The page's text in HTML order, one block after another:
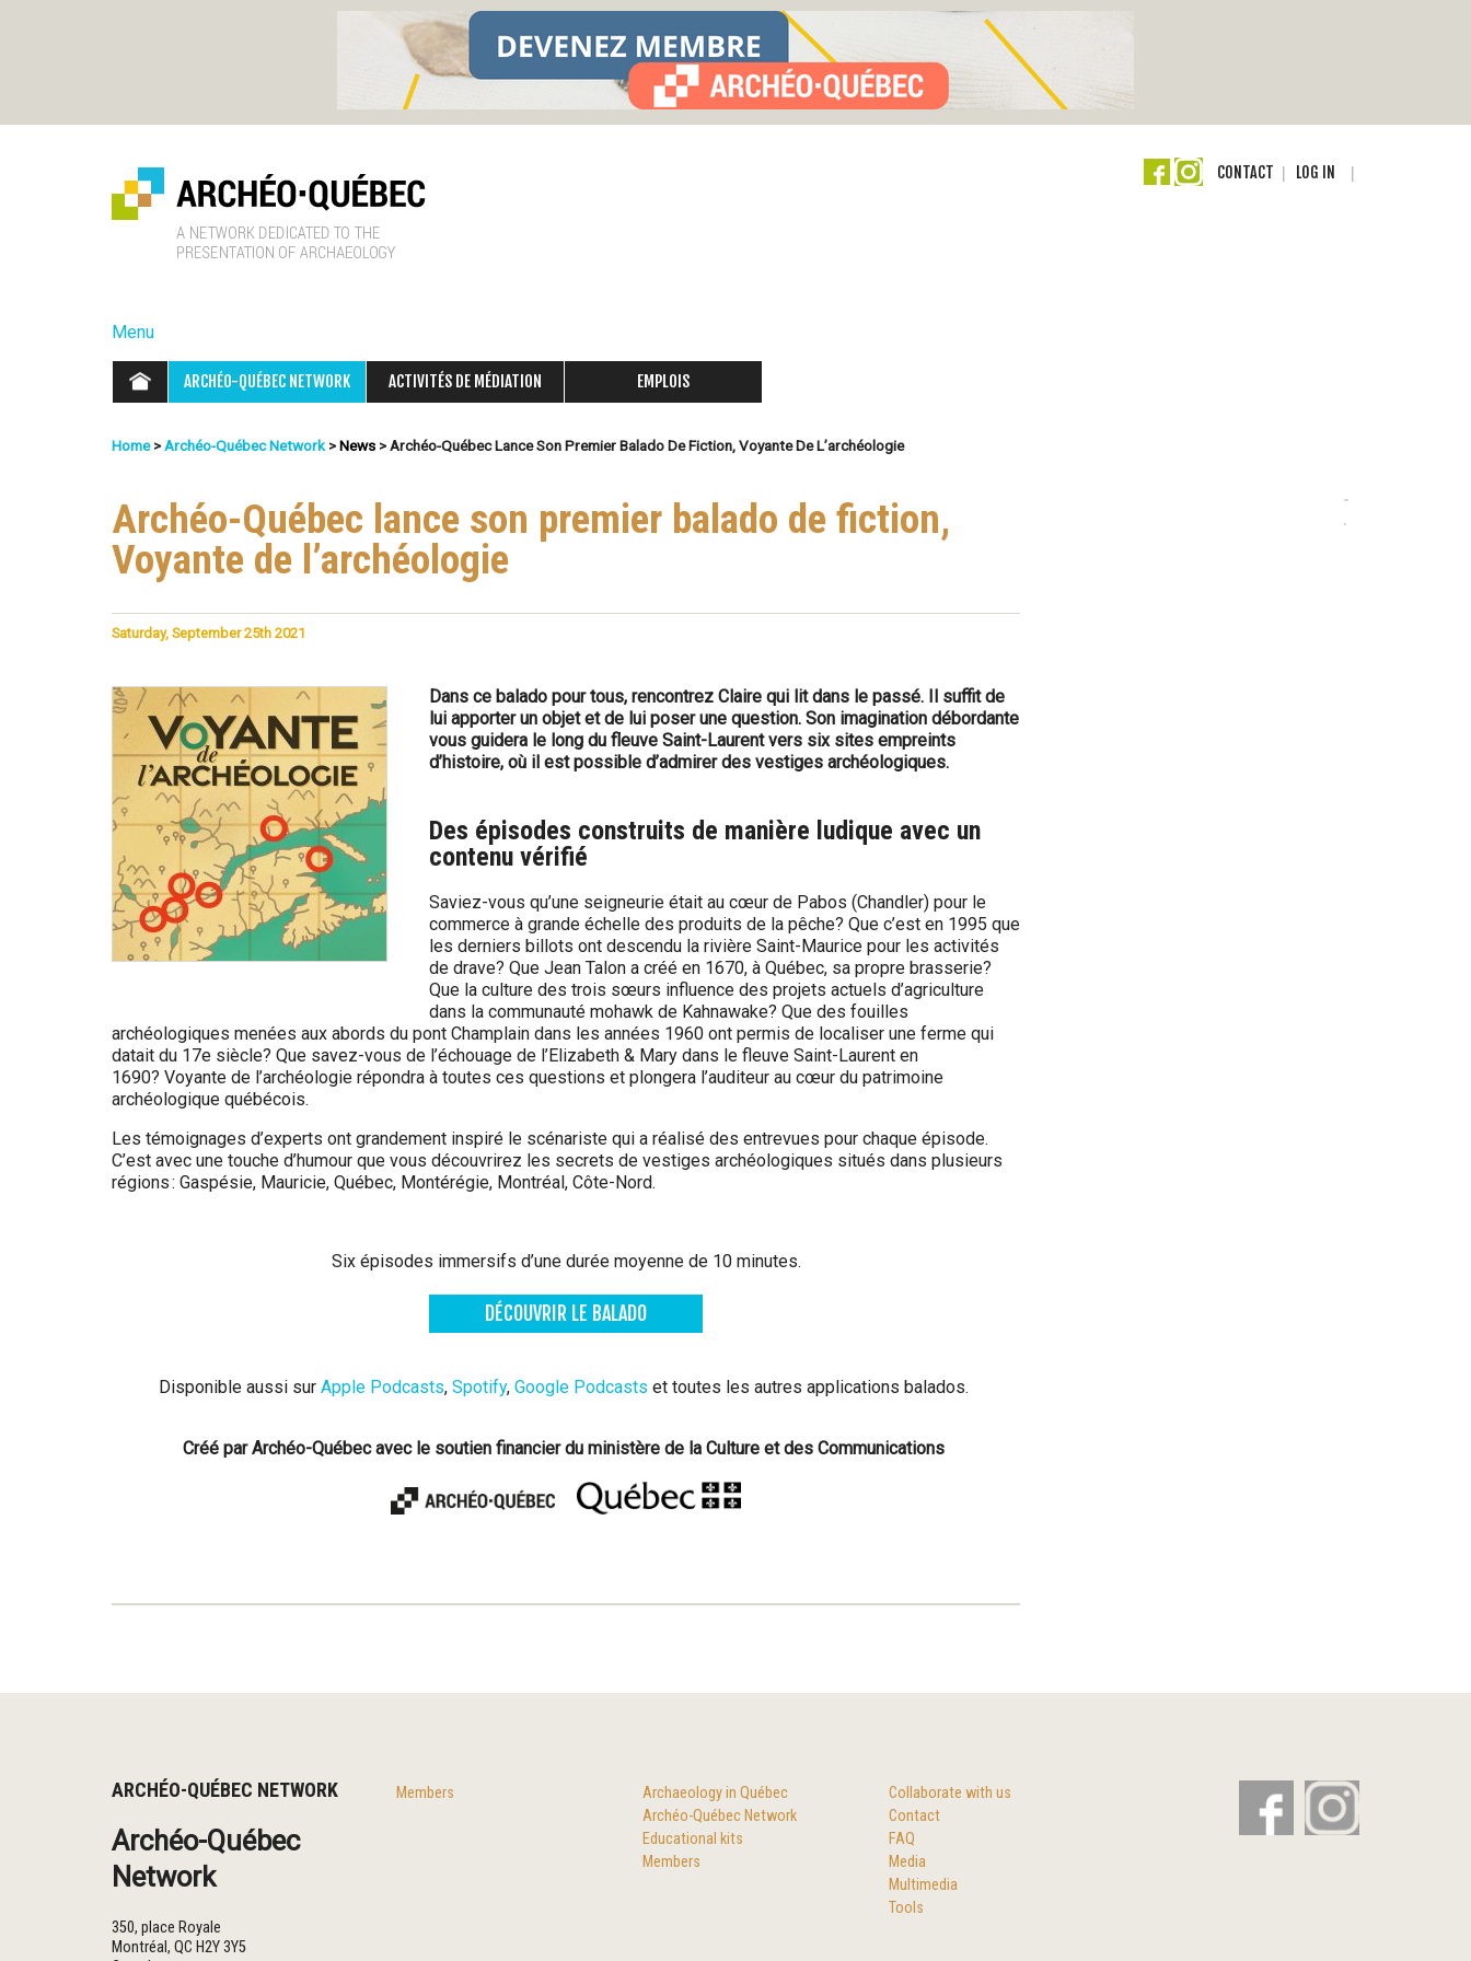
Skip
to
main
content
CONTACT LOG IN
r
o
-
Q
u
é
b
c
Menu
ARCHÉO-QUÉBEC NETWORK ACTIVITÉS DE MÉDIATION EMPLOIS
Are
Here
Home>Archéo-Québec Network >News >Archéo-Québec Lance Son Premier Balado De Fiction, Voyante De L’archéologie
Archéo-Québec lance son premier balado de fiction,
Voyante de l’archéologie
Saturday, September 25th 2021
Dans ce balado pour tous, rencontrez Claire qui lit dans le passé. Il suffit de
lui apporter un objet et de lui poser une question. Son imagination débordante
vous guidera le long du fleuve Saint-Laurent vers six sites empreints
d’histoire, où il est possible d’admirer des vestiges archéologiques.
Des épisodes construits de manière ludique avec un
contenu vérifié
Saviez-vous qu’une seigneurie était au cœur de Pabos (Chandler) pour le
commerce à grande échelle des produits de la pêche? Que c’est en 1995 que
les derniers billots ont descendu la rivière Saint-Maurice pour les activités
de drave? Que Jean Talon a créé en 1670, à Québec, sa propre brasserie?
Que la culture des trois sœurs influence des projets actuels d’agriculture
dans la communauté mohawk de Kahnawake? Que des fouilles
archéologiques menées aux abords du pont Champlain dans les années 1960 ont permis de localiser une ferme qui
datait du 17e siècle? Que savez-vous de l’échouage de l’Elizabeth & Mary dans le fleuve Saint-Laurent en
1690? Voyante de l’archéologie répondra à toutes ces questions et plongera l’auditeur au cœur du patrimoine
archéologique québécois.
Les témoignages d’experts ont grandement inspiré le scénariste qui a réalisé des entrevues pour chaque épisode.
C’est avec une touche d’humour que vous découvrirez les secrets de vestiges archéologiques situés dans plusieurs
régions : Gaspésie, Mauricie, Québec, Montérégie, Montréal, Côte-Nord.
Six épisodes immersifs d’une durée moyenne de 10 minutes.
DÉCOUVRIR LE BALADO
Disponible aussi sur Apple Podcasts, Spotify, Google Podcasts et toutes les autres applications balados.
Créé par Archéo-Québec avec le soutien financier du ministère de la Culture et des Communications
ARCHÉO-QUÉBEC NETWORK
Archéo-Québec
Network
350, place Royale
Montréal, QC H2Y 3Y5
Members
Archaeology in Québec
Archéo-Québec Network
Educational kits
Members
Collaborate with us
Contact
FAQ
Media
Multimedia
Tools